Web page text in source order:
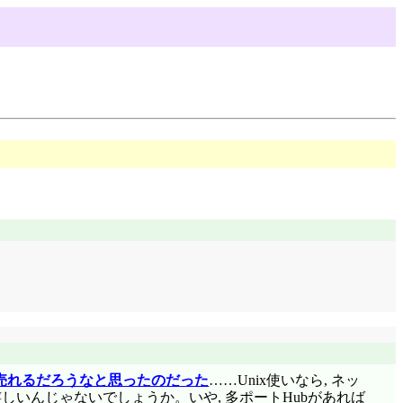
るだろうなと思ったのだった……Unix使いなら, ネッ
いんじゃないでしょうか。いや, 多ポートHubがあれば